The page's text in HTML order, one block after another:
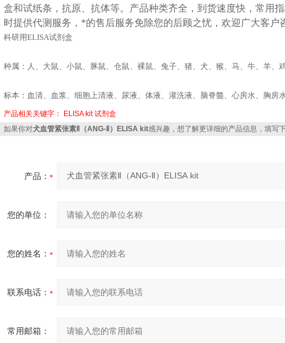
盒和试纸条，抗原、抗体等。产品种类齐全，到货速度快，常用
时提供代测服务，*的售后服务免除您的后顾之忧，欢迎广大客户
科研用ELISA试剂盒
种属：人、大鼠、小鼠、豚鼠、仓鼠、裸鼠、兔子、猪、犬、猴、马、牛、羊、
标本：血清、血浆、细胞上清液、尿液、体液、灌洗液、脑脊髓、心房水、胸房水
产品相关关键字： ELISA kit 试剂盒
如果你对犬血管紧张素Ⅱ（ANG-Ⅱ）ELISA kit感兴趣，想了解更详细的产品信息，填写
产品：
您的单位：
您的姓名：
联系电话：
常用邮箱：